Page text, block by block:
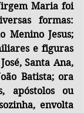
Maria foi
formas:
Menino Jesus;
e figuras
Santa Ana,
Batista; ora
apóstolos ou
envolta